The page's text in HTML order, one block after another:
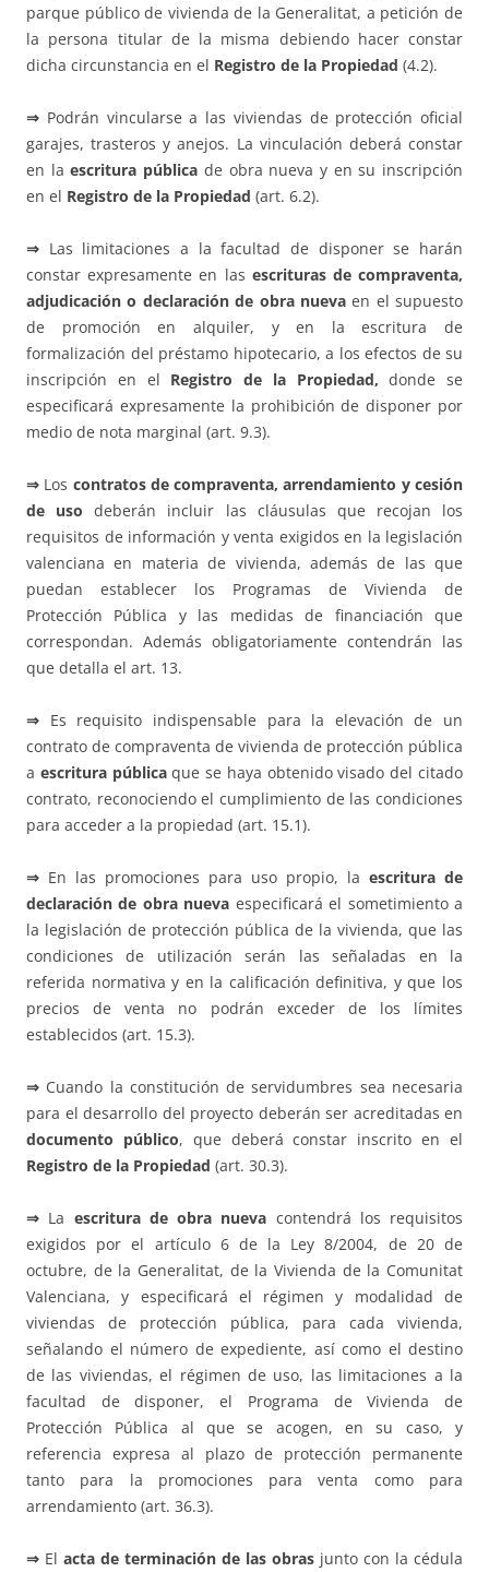
parque público de vivienda de la Generalitat, a petición de
la persona titular de la misma debiendo hacer constar
dicha circunstancia en el Registro de la Propiedad (4.2).
⇒ Podrán vincularse a las viviendas de protección oficial
garajes, trasteros y anejos. La vinculación deberá constar
en laescritura pública de obra nueva y en su inscripción
en el Registro de la Propiedad (art. 6.2).
⇒ Las limitaciones a la facultad de disponer se harán
constar expresamente en las escrituras de compraventa,
adjudicación o declaración de obra nuevaen el supuesto
de promoción en alquiler, y en la escritura de
formalización del préstamo hipotecario, a los efectos de su
inscripción en el Registro de la Propiedad, donde se
especificará expresamente la prohibición de disponer por
medio de nota marginal (art. 9.3).
⇒ Los contratos de compraventa, arrendamiento y cesión
de uso deberán incluir las cláusulas que recojan los
requisitos de información y venta exigidos en la legislación
valenciana en materia de vivienda, además de las que
puedan establecer los Programas de Vivienda de
Protección Pública y las medidas de financiación que
correspondan. Además obligatoriamente contendrán las
que detalla el art. 13.
⇒ Es requisito indispensable para la elevación de un
contrato de compraventa de vivienda de protección pública
a escritura públicaque se haya obtenido visado del citado
contrato, reconociendo el cumplimiento de las condiciones
para acceder a la propiedad (art. 15.1).
⇒ En las promociones para uso propio, la escritura de
declaración de obra nueva especificará el sometimiento a
la legislación de protección pública de la vivienda, que las
condiciones de utilización serán las señaladas en la
referida normativa y en la calificación definitiva, y que los
precios de venta no podrán exceder de los límites
establecidos (art. 15.3).
⇒ Cuando la constitución de servidumbres sea necesaria
para el desarrollo del proyecto deberán ser acreditadas en
documento público, que deberá constar inscrito en el
Registro de la Propiedad (art. 30.3).
⇒ La escritura de obra nueva contendrá los requisitos
exigidos por el artículo 6 de la Ley 8/2004, de 20 de
octubre, de la Generalitat, de la Vivienda de la Comunitat
Valenciana, y especificará el régimen y modalidad de
viviendas de protección pública, para cada vivienda,
señalando el número de expediente, así como el destino
de las viviendas, el régimen de uso, las limitaciones a la
facultad de disponer, el Programa de Vivienda de
Protección Pública al que se acogen, en su caso, y
referencia expresa al plazo de protección permanente
tanto para la promociones para venta como para
arrendamiento (art. 36.3).
⇒ El acta de terminación de las obras junto con la cédula